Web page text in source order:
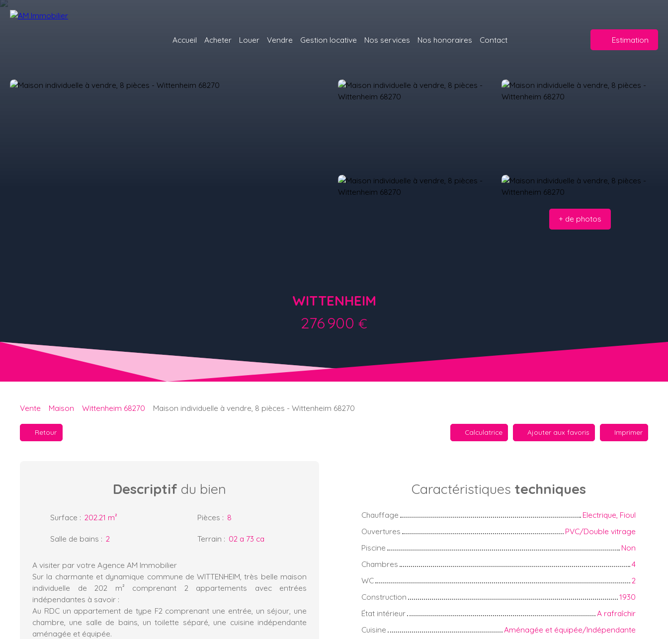
Accueil Acheter Louer Vendre Gestion locative Nos services Nos honoraires Contact Estimation
+ de photos
WITTENHEIM
276 900 €
Vente Maison Wittenheim 68270 Maison individuelle à vendre, 8 pièces - Wittenheim 68270
Retour Calculatrice Ajouter aux favoris Imprimer
Descriptif du bien
Surface : 202.21 m² Pièces : 8
Salle de bains : 2 Terrain : 02 a 73 ca
A visiter par votre Agence AM Immobilier
Sur la charmante et dynamique commune de WITTENHEIM, très belle maison
individuelle de 202 m² comprenant 2 appartements avec entrées
indépendantes à savoir :
Au RDC un appartement de type F2 comprenant une entrée, un séjour, une
chambre, une salle de bains, un toilette séparé, une cuisine indépendante
aménagée et équipée.
Caractéristiques techniques
Chauffage
Electrique, Fioul
Ouvertures
PVC/Double vitrage
Piscine
Non
Chambres
4
WC
2
Construction
1930
État intérieur
A rafraîchir
Cuisine
Aménagée et équipée/Indépendante